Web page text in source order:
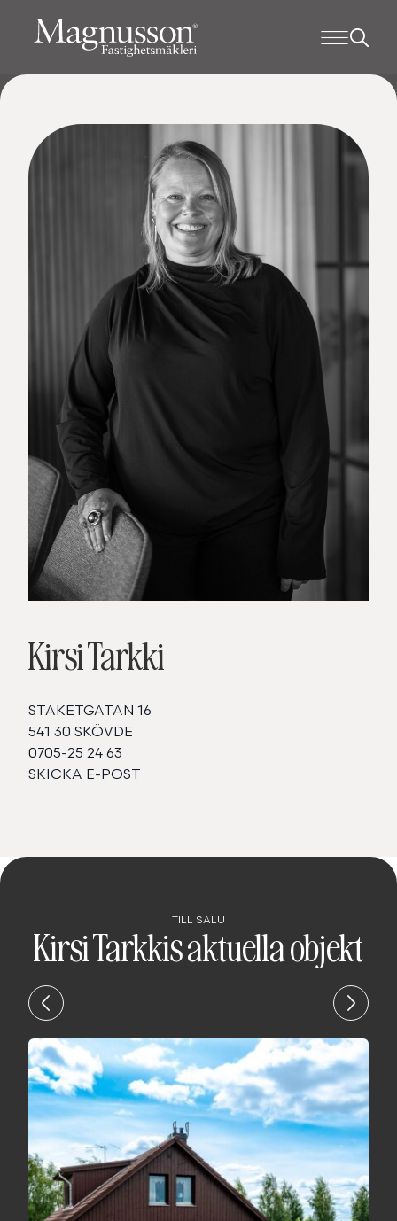
Kirsi Tarkki
STAKETGATAN 16
541 30 SKÖVDE
0705-25 24 63
SKICKA E-POST
TILL SALU
Kirsi Tarkkis aktuella objekt